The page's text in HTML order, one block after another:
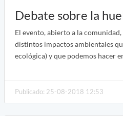
Debate sobre la
El evento, abierto a la
distintos impactos ambientales
ecológica) y que podemos hacer
Publicado: 25-08-2018 12:53